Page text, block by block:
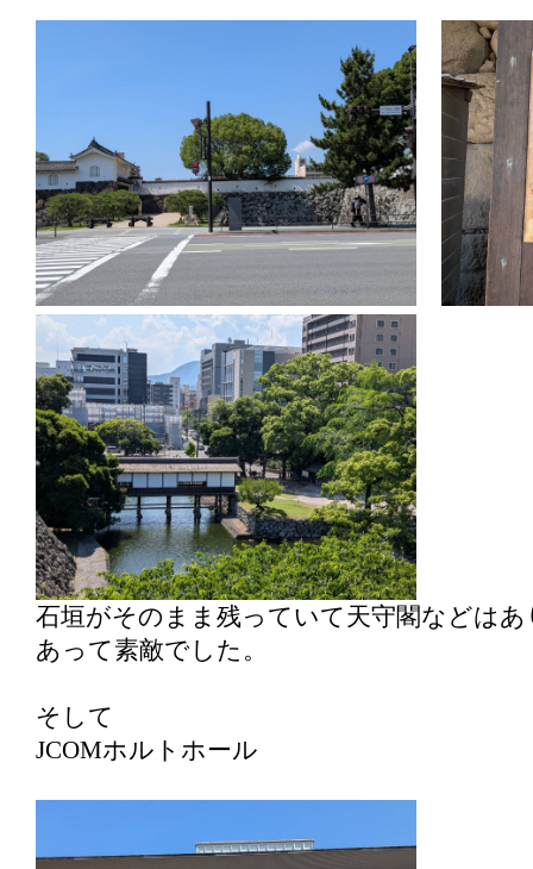
石垣がそのまま残っていて天守閣などは
あって素敵でした。
そして
JCOMホルトホール